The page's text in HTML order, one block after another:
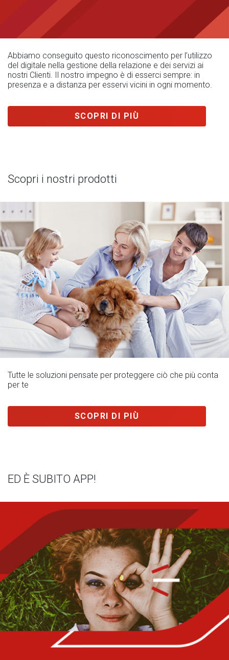
Abbiamo conseguito questo riconoscimento per l’utilizzo
del digitale nella gestione della relazione e dei servizi ai
nostri Clienti. Il nostro impegno è di esserci sempre: in
presenza e a distanza per esservi vicini in ogni momento.
SCOPRI DI PIÙ
Scopri i nostri prodotti
Tutte le soluzioni pensate per proteggere ciò che più conta
per te
SCOPRI DI PIÙ
ED È SUBITO APP!